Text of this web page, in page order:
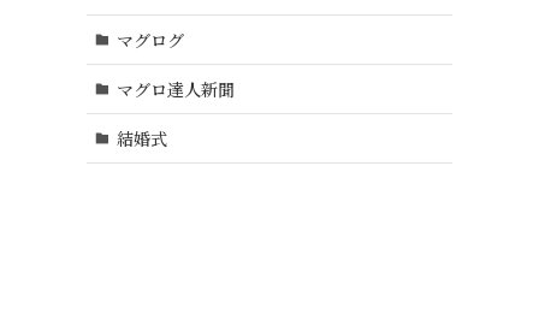
マグログ
マグロ達人新聞
結婚式